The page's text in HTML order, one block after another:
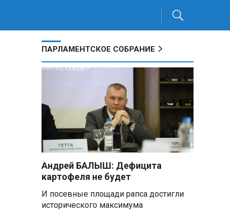
ПАРЛАМЕНТСКОЕ СОБРАНИЕ
Андрей БАЛЫШ: Дефицита
картофеля не будет
И посевные площади рапса достигли
исторического максимума